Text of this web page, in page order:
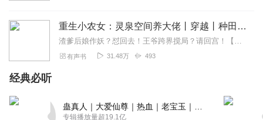
重生小农女：灵泉空间养大佬丨穿越丨种田丨空间
渣爹后娘作妖？怼回去！王爷跨界搅局？请回宫！【更新时间】每天8点更新！首发40集，日更5集！【内容简介】睁眼重生，不吵不闹直接分家，渣爹后娘眼睁睁看她带走泼天富...
有声书 31.48万 493
经典必听
专辑播放量超19.1亿